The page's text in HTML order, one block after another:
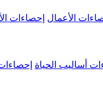
الأعمال إحصاءات
أساليب الحياة